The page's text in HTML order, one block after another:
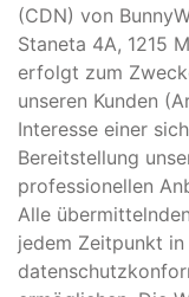
(CDN) von
Staneta 4A, 1215
erfolgt zum
unseren Kunden
Interesse einer
Bereitstellung
professionellen
Alle
jedem Zeitpunkt in